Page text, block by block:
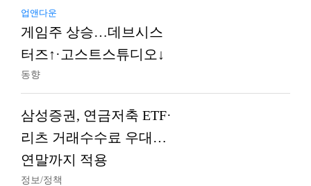
업앤다운
게임주 상승…데브시스
터즈↑·고스트스튜디오↓
동향
삼성증권, 연금저축 ETF·
리츠 거래수수료 우대…
연말까지 적용
정보/정책